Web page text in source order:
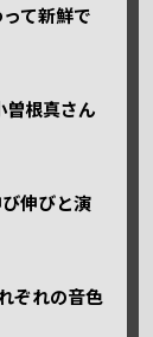
て新鮮で
根真さん
伸びと演
ぞれの音色